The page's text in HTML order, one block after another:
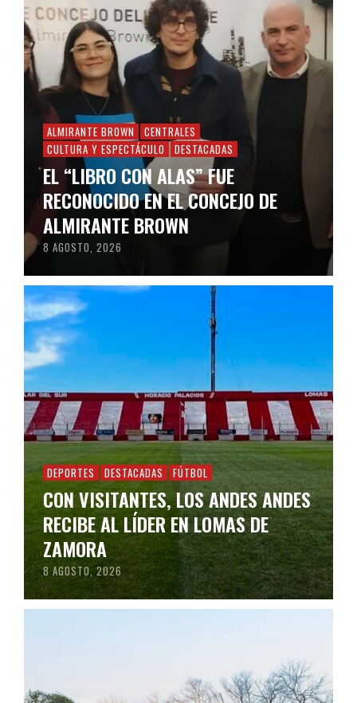
ALMIRANTE BROWN
CENTRALES
CULTURA Y ESPECTÁCULO
DESTACADAS
EL “LIBRO CON ALAS” FUE
RECONOCIDO EN EL CONCEJO DE
ALMIRANTE BROWN
8 AGOSTO, 2026
DEPORTES DESTACADAS FÚTBOL
CON VISITANTES, LOS ANDES ANDES
RECIBE AL LÍDER EN LOMAS DE
ZAMORA
8 AGOSTO, 2026